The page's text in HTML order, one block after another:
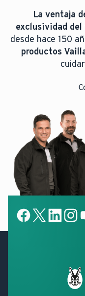
La ventaja
exclusividad
desde hace 150
productos